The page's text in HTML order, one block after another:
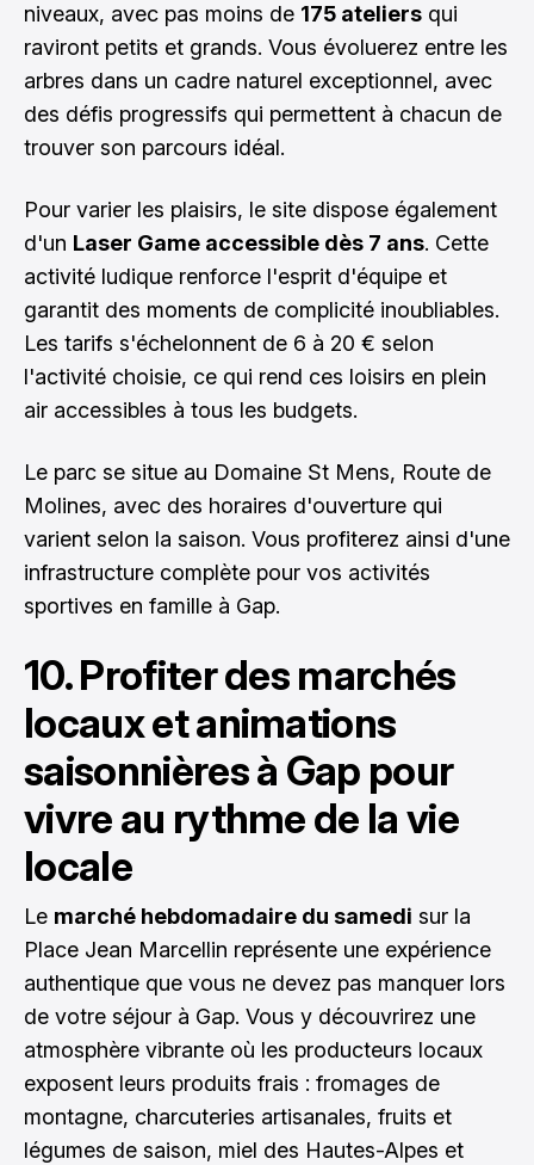
niveaux, avec pas moins de 175 ateliers qui
raviront petits et grands. Vous évoluerez entre les
arbres dans un cadre naturel exceptionnel, avec
des défis progressifs qui permettent à chacun de
trouver son parcours idéal.
Pour varier les plaisirs, le site dispose également
d'un Laser Game accessible dès 7 ans. Cette
activité ludique renforce l'esprit d'équipe et
garantit des moments de complicité inoubliables.
Les tarifs s'échelonnent de 6 à 20 € selon
l'activité choisie, ce qui rend ces loisirs en plein
air accessibles à tous les budgets.
Le parc se situe au Domaine St Mens, Route de
Molines, avec des horaires d'ouverture qui
varient selon la saison. Vous profiterez ainsi d'une
infrastructure complète pour vos activités
sportives en famille à Gap.
10. Profiter des marchés
locaux et animations
saisonnières à Gap pour
vivre au rythme de la vie
locale
Le marché hebdomadaire du samedi sur la
Place Jean Marcellin représente une expérience
authentique que vous ne devez pas manquer lors
de votre séjour à Gap. Vous y découvrirez une
atmosphère vibrante où les producteurs locaux
exposent leurs produits frais : fromages de
montagne, charcuteries artisanales, fruits et
légumes de saison, miel des Hautes-Alpes et